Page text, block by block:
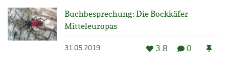
Buchbesprechung: Die Bockkäfer
Mitteleuropas
31.05.2019 3.8 0